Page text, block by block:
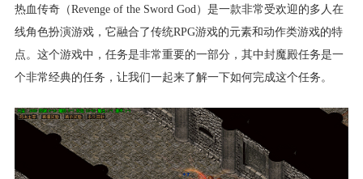
热血传奇（Revenge of the Sword God）是一款非常受欢迎的多人在
线角色扮演游戏，它融合了传统RPG游戏的元素和动作类游戏的特
点。这个游戏中，任务是非常重要的一部分，其中封魔殿任务是一
个非常经典的任务，让我们一起来了解一下如何完成这个任务。